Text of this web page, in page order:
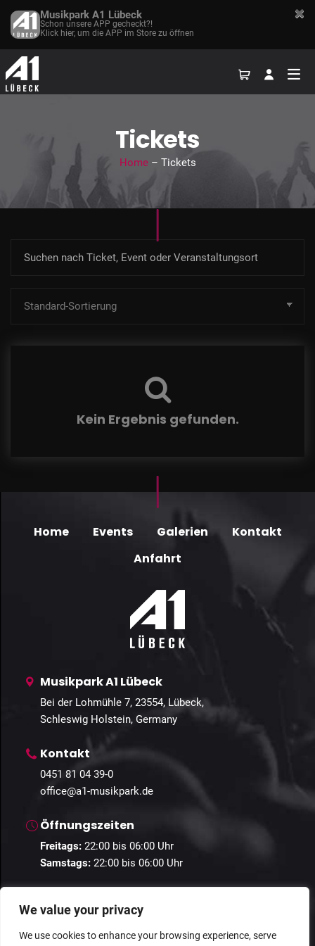
We value your privacy
We use cookies to enhance your browsing experience, serve
Tickets
Home– Tickets
Kein Ergebnis gefunden.
Home Events Galerien
Kontakt
Anfahrt
Musikpark A1 Lübeck
Bei der Lohmühle 7, 23554, Lübeck,
Schleswig Holstein, Germany
Kontakt
0451 81 04 39-0
office@a1-musikpark.de
Öffnungszeiten
Freitags: 22:00 bis 06:00 Uhr
Samstags: 22:00 bis 06:00 Uhr
Musikpark A1 Lübeck
Schon unsere APP gecheckt?!
Klick hier, um die APP im Store zu öffnen